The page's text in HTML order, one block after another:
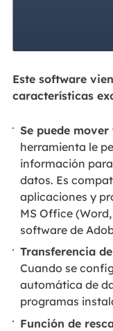
Este software
características
Se puede
herramienta le
información
datos. Es
aplicaciones y
MS Office
software de
Transferencia
Cuando se
automática de
programas
Función de